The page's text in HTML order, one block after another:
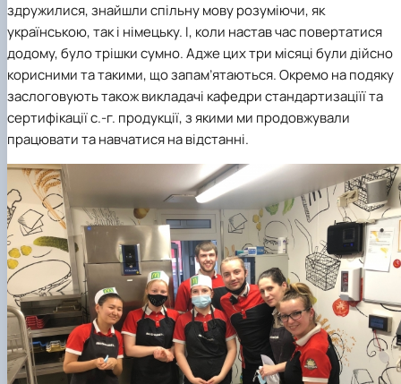
здружилися, знайшли спільну мову розуміючи, як
українською, так і німецьку. І, коли настав час повертатися
додому, було трішки сумно. Адже цих три місяці були дійсно
корисними та такими, що запам’ятаються. Окремо на подяку
заслоговують також викладачі кафедри стандартизаціїї та
сертифікації с.-г. продукції, з якими ми продовжували
працювати та навчатися на відстанні.